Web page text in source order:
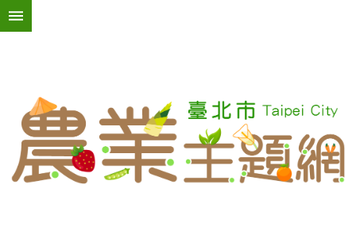
跳到主要內容區塊
活
動
訊